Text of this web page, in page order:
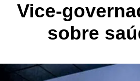
Vice-
sobre